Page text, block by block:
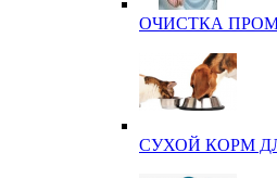
ОЧИСТКА
СУХОЙ КОРМ